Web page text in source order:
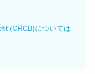
(CRCB)については